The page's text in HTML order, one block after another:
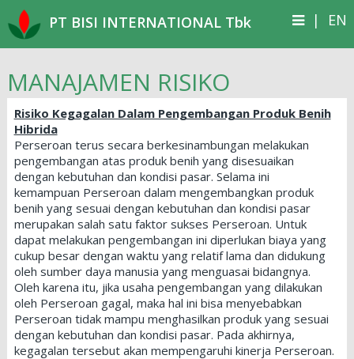
PT BISI INTERNATIONAL Tbk | EN
MANAJAMEN RISIKO
Risiko Kegagalan Dalam Pengembangan Produk Benih
Hibrida
Perseroan terus secara berkesinambungan melakukan
pengembangan atas produk benih yang disesuaikan
dengan kebutuhan dan kondisi pasar. Selama ini
kemampuan Perseroan dalam mengembangkan produk
benih yang sesuai dengan kebutuhan dan kondisi pasar
merupakan salah satu faktor sukses Perseroan. Untuk
dapat melakukan pengembangan ini diperlukan biaya yang
cukup besar dengan waktu yang relatif lama dan didukung
oleh sumber daya manusia yang menguasai bidangnya.
Oleh karena itu, jika usaha pengembangan yang dilakukan
oleh Perseroan gagal, maka hal ini bisa menyebabkan
Perseroan tidak mampu menghasilkan produk yang sesuai
dengan kebutuhan dan kondisi pasar. Pada akhirnya,
kegagalan tersebut akan mempengaruhi kinerja Perseroan.